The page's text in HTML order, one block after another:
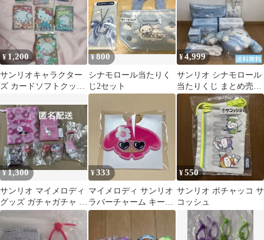
¥ 1,200
サンリオキャラクター
ズ カードソフトクッキ
¥800
シナモロール当たりく
じ2セット
¥4,999
サンリオ シナモロール
当たりくじ まとめ売り
7点セット
¥1,300
サンリオ マイメロディ
グッズ ガチャガチャ ま
とめ売り
¥333
マイメロディ サンリオ
ラバーチャーム キーチ
ェーン 日焼け キャンド
¥550
サンリオ ポチャッコ サ
コッシュ